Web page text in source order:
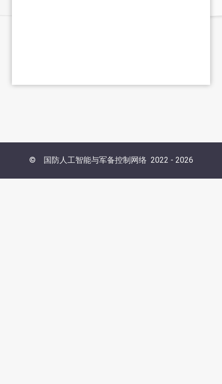
© 国防人工智能与军备控制网络 2022 - 2026